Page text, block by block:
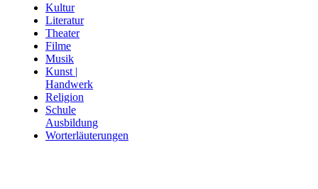
Kultur
Literatur
Theater
Filme
Musik
Kunst |
Handwerk
Religion
Schule
Ausbildung
Worterläuterungen